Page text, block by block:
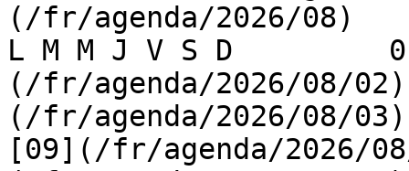
(/fr/agenda/2026/08)
L M M J V S D
(/fr/agenda/2026/08/
(/fr/agenda/2026/08/
[09](/fr/agenda/2026/